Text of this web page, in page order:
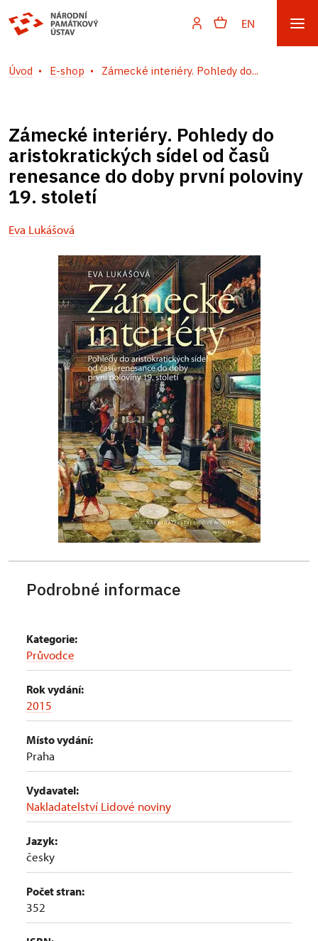
EN
Úvod E-shop Zámecké interiéry. Pohledy do...
Zámecké interiéry. Pohledy do
aristokratických sídel od časů
renesance do doby první poloviny
19. století
Eva Lukášová
Podrobné informace
Kategorie:
Průvodce
Rok vydání:
2015
Místo vydání:
Praha
Vydavatel:
Nakladatelství Lidové noviny
Jazyk:
česky
Počet stran:
352